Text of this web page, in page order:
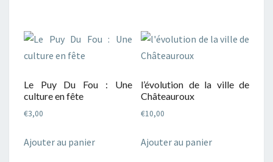
Le Puy Du Fou : Une
culture en fête
€3,00
Ajouter au panier
l’évolution de la ville de
Châteauroux
€10,00
Ajouter au panier